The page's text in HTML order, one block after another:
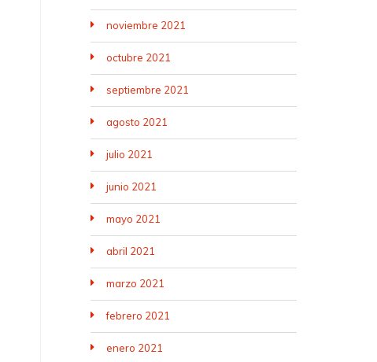
noviembre 2021
octubre 2021
septiembre 2021
agosto 2021
julio 2021
junio 2021
mayo 2021
abril 2021
marzo 2021
febrero 2021
enero 2021